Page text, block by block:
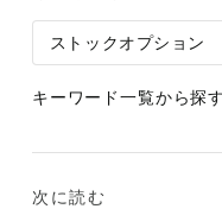
ストックオプション
キーワード一覧から探す
次に読む